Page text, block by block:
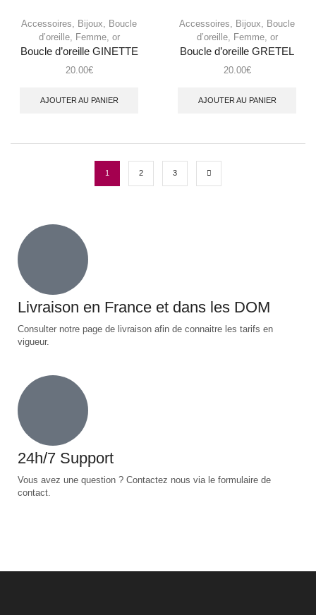
Accessoires Bijoux
Boucle
d’oreille, Femme, or
Boucle d’oreille GINETTE
20.00€
AJOUTER AU PANIER
Accessoires Bijoux
Boucle
d’oreille, Femme, or
Boucle d’oreille GRETEL
20.00€
AJOUTER AU PANIER
1 2 3
Livraison en France et dans les DOM
Consulter notre page de livraison afin de connaitre les tarifs en
vigueur.
24h/7 Support
Vous avez une question ? Contactez nous via le formulaire de
contact.